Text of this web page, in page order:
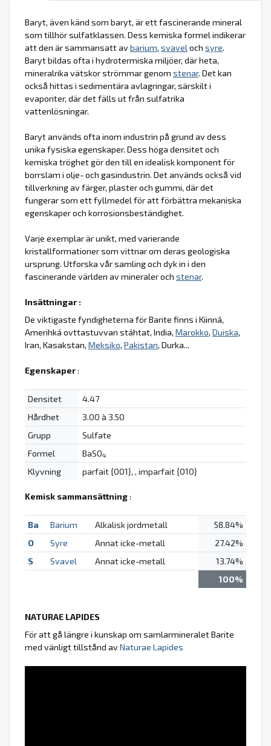
Baryt, även känd som baryt, är ett fascinerande mineral
som tillhör sulfatklassen. Dess kemiska formel indikerar
att den är sammansatt avbarium, svavel och syre.
Baryt bildas ofta i hydrotermiska miljöer, där heta,
mineralrika vätskor strömmar genom stenar. Det kan
också hittas i sedimentära avlagringar, särskilt i
evaporiter, där det fälls ut från sulfatrika
vattenlösningar.
Baryt används ofta inom industrin på grund av dess
unika fysiska egenskaper. Dess höga densitet och
kemiska tröghet gör den till en idealisk komponent för
borrslam i olje- och gasindustrin. Det används också vid
tillverkning av färger, plaster och gummi, där det
fungerar som ett fyllmedel för att förbättra mekaniska
egenskaper och korrosionsbeständighet.
Varje exemplar är unikt, med varierande
kristallformationer som vittnar om deras geologiska
ursprung. Utforska vår samling och dyk in i den
fascinerande världen av mineraler och stenar.
Insättningar :
De viktigaste fyndigheterna för Barite finns i Kiinná,
Amerihká ovttastuvvan stáhtat, India, Marokko, Duiska,
Iran, Kasakstan, Meksiko, Pakistan, Durka...
Egenskaper:
Densitet
4.47
Hårdhet
3.00 à 3.50
Grupp
Sulfate
Formel
BaSO4
Klyvning parfait {001}, , imparfait {010}
Kemisk sammansättning:
Ba Barium Alkalisk jordmetall
58.84%
O
Syre Annat icke-metall
27.42%
S
Svavel Annat icke-metall
13.74%
100%
NATURAE LAPIDES
För att gå längre i kunskap om samlarmineralet Barite
med vänligt tillstånd avNaturae Lapides